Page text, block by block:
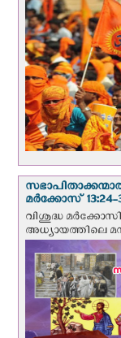
മര്‍ക്കോസ് 13:24-
വിശുദ്ധ
അധ്യായത്തിലെ